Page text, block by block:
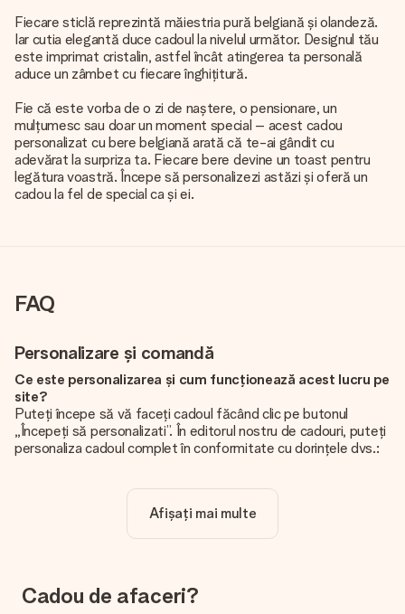
Fiecare sticlă reprezintă măiestria pură belgiană și olandeză.
Iar cutia elegantă duce cadoul la nivelul următor. Designul tău
este imprimat cristalin, astfel încât atingerea ta personală
aduce un zâmbet cu fiecare înghițitură.
Fie că este vorba de o zi de naștere, o pensionare, un
mulțumesc sau doar un moment special – acest cadou
personalizat cu bere belgiană arată că te-ai gândit cu
adevărat la surpriza ta. Fiecare bere devine un toast pentru
legătura voastră. Începe să personalizezi astăzi și oferă un
cadou la fel de special ca și ei.
FAQ
Personalizare și comandă
Ce este personalizarea și cum funcționează acest lucru pe
site?
Puteți începe să vă faceți cadoul făcând clic pe butonul
„Începeți să personalizati”. În editorul nostru de cadouri, puteți
personaliza cadoul complet în conformitate cu dorințele dvs.:
Personalizarea este inclusă în preț?
De unde știu dacă poza mea are calitatea potrivită?
Afișați mai multe
Cadou de afaceri?